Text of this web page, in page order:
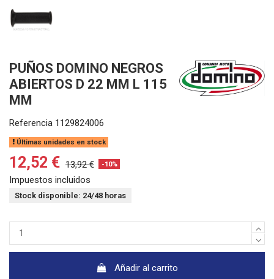
PUÑOS DOMINO NEGROS
ABIERTOS D 22 MM L 115
MM
Referencia 1129824006
Últimas unidades en stock
12,52 € 13,92 € -10%
Impuestos incluidos
Stock disponible: 24/48 horas
Añadir al carrito